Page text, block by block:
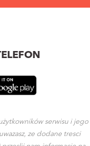
serwisu i jego
ze dodane tresci